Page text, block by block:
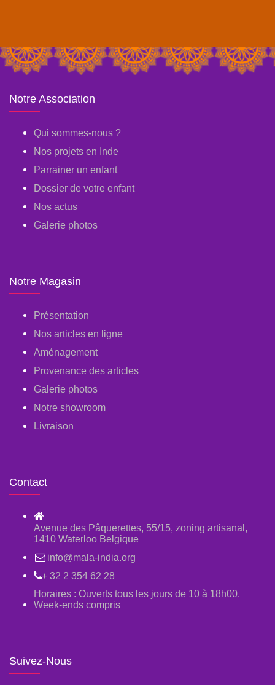
Notre Association
Qui sommes-nous ?
Nos projets en Inde
Parrainer un enfant
Dossier de votre enfant
Nos actus
Galerie photos
Notre Magasin
Présentation
Nos articles en ligne
Aménagement
Provenance des articles
Galerie photos
Notre showroom
Livraison
Contact
Avenue des Pâquerettes, 55/15, zoning artisanal,
1410 Waterloo Belgique
info@mala-india.org
+ 32 2 354 62 28
Horaires : Ouverts tous les jours de 10 à 18h00.
Week-ends compris
Suivez-Nous